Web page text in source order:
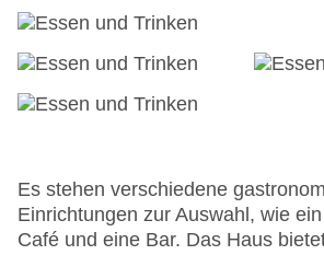
Konferenzraum
Garage: gegen Gebühr
Hotelsafe
Anzahl der Konferenzräume: 1
Anzahl der Aufzüge: 1
Zimmerservice
Es stehen verschiedene
Einrichtungen zur Auswahl, wie
Café und eine Bar. Das Haus